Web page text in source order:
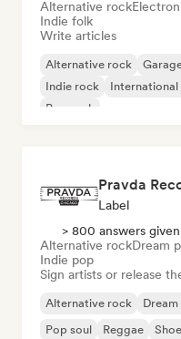
Alternative rock
Indie folk
Write articles
Alternative rock
Indie rock
International
Pop rock
Pravda
Label
> 800 answers given
Alternative rockDream
Indie pop
Sign artists or release
Alternative rock
Pop soul
Reggae